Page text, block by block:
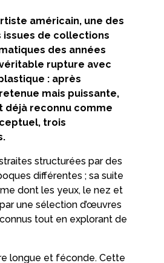
américain, une des
issues de collections
des années
rupture avec
: après
mais puissante,
déjà reconnu comme
trois
structurées par des
différentes ; sa suite
dont les yeux, le nez et
une sélection d’œuvres
tout en explorant de
longue et féconde. Cette